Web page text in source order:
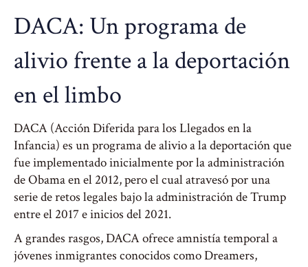
DACA: Un programa de
alivio frente a la deportación
en el limbo
DACA (Acción Diferida para los Llegados en la
Infancia) es un programa de alivio a la deportación que
fue implementado inicialmente por la administración
de Obama en el 2012, pero el cual atravesó por una
serie de retos legales bajo la administración de Trump
entre el 2017 e inicios del 2021.
A grandes rasgos, DACA ofrece amnistía temporal a
jóvenes inmigrantes conocidos como Dreamers,